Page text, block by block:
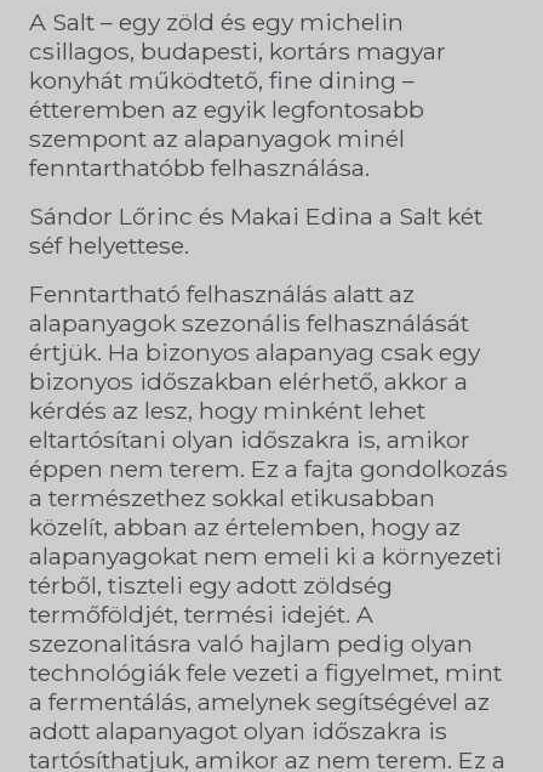
A Salt – egy zöld és egy michelin
csillagos, budapesti, kortárs magyar
konyhát működtető, fine dining –
étteremben az egyik legfontosabb
szempont az alapanyagok minél
fenntarthatóbb felhasználása.
Sándor Lőrinc és Makai Edina a Salt két
séf helyettese.
Fenntartható felhasználás alatt az
alapanyagok szezonális felhasználását
értjük. Ha bizonyos alapanyag csak egy
bizonyos időszakban elérhető, akkor a
kérdés az lesz, hogy minként lehet
eltartósítani olyan időszakra is, amikor
éppen nem terem. Ez a fajta gondolkozás
a természethez sokkal etikusabban
közelít, abban az értelemben, hogy az
alapanyagokat nem emeli ki a környezeti
térből, tiszteli egy adott zöldség
termőföldjét, termési idejét. A
szezonalitásra való hajlam pedig olyan
technológiák fele vezeti a figyelmet, mint
a fermentálás, amelynek segítségével az
adott alapanyagot olyan időszakra is
tartósíthatjuk, amikor az nem terem. Ez a